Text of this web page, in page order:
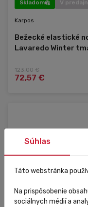
Skladom V
Karpos
Bežecké elastické
Lavaredo Winter
123,00 €
72,57 €
Súhlas
Táto webstránka
Na prispôsobenie
sociálnych médií a